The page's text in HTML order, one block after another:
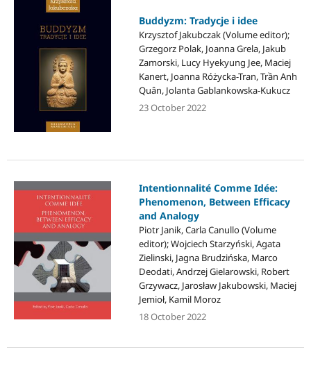
Buddyzm: Tradycje i idee
Krzysztof Jakubczak (Volume editor);
Grzegorz Polak, Joanna Grela, Jakub
Zamorski, Lucy Hyekyung Jee, Maciej
Kanert, Joanna Różycka-Tran, Trần Anh
Quân, Jolanta Gablankowska-Kukucz
23 October 2022
Intentionnalité Comme Idée:
Phenomenon, Between Efficacy
and Analogy
Piotr Janik, Carla Canullo (Volume
editor); Wojciech Starzyński, Agata
Zielinski, Jagna Brudzińska, Marco
Deodati, Andrzej Gielarowski, Robert
Grzywacz, Jarosław Jakubowski, Maciej
Jemioł, Kamil Moroz
18 October 2022